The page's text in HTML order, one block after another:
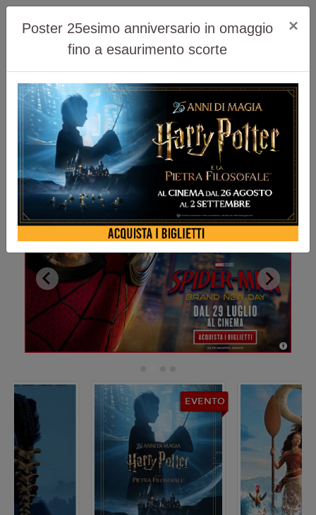
Scopri di più!
Poster 25esimo anniversario in omaggio
fino a esaurimento scorte
×